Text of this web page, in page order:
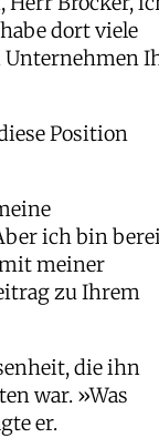
dort viele
Unternehmen
Position
ich bin
meiner
zu Ihrem
die ihn
war. »Was
er.